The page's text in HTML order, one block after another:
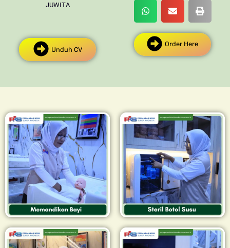
JUWITA
Unduh CV
Order Here